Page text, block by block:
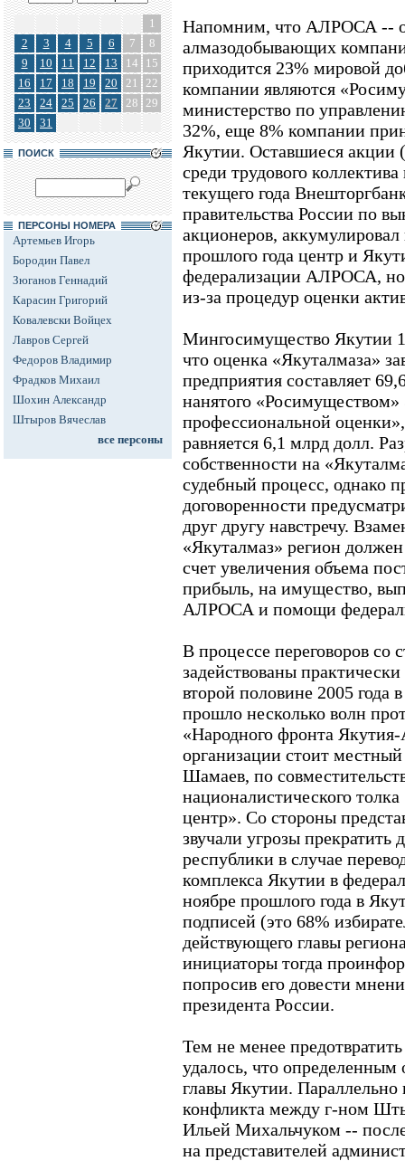
1
2
3 4 5 6 7
8
9
10 11 12 13 14
15
16
17 18 19 20 21
22
23
24 25 26 27 28 29
30
31
ПОИСК
ПЕРСОНЫ НОМЕРА
Артемьев Игорь
Бородин Павел
Зюганов Геннадий
Карасин Григорий
Ковалевски Войцех
Лавров Сергей
Федоров Владимир
Фрадков Михаил
Шохин Александр
Штыров Вячеслав
все персоны
Напомним, что АЛРОСА --
алмазодобывающих
приходится 23% мировой
компании являются
министерство по
32%, еще 8% компании
Якутии. Оставшиеся акции
среди трудового
текущего года
правительства России по
акционеров,
прошлого года центр и
федерализации АЛРОСА, но
из-за процедур оценки
Мингосимущество Якутии
что оценка «Якуталмаза»
предприятия составляет
нанятого
профессиональной
равняется 6,1 млрд долл.
собственности на
судебный процесс, однако
договоренности
друг другу навстречу.
«Якуталмаз» регион
счет увеличения объема
прибыль, на имущество,
АЛРОСА и помощи
В процессе переговоров со
задействованы
второй половине 2005 года
прошло несколько волн
«Народного фронта
организации стоит
Шамаев, по
националистического
центр». Со стороны
звучали угрозы прекратить
республики в случае
комплекса Якутии в
ноябре прошлого года в
подписей (это 68%
действующего главы
инициаторы тогда
попросив его довести
президента России.
Тем не менее
удалось, что
главы Якутии.
конфликта между г-ном
Ильей Михальчуком --
на представителей